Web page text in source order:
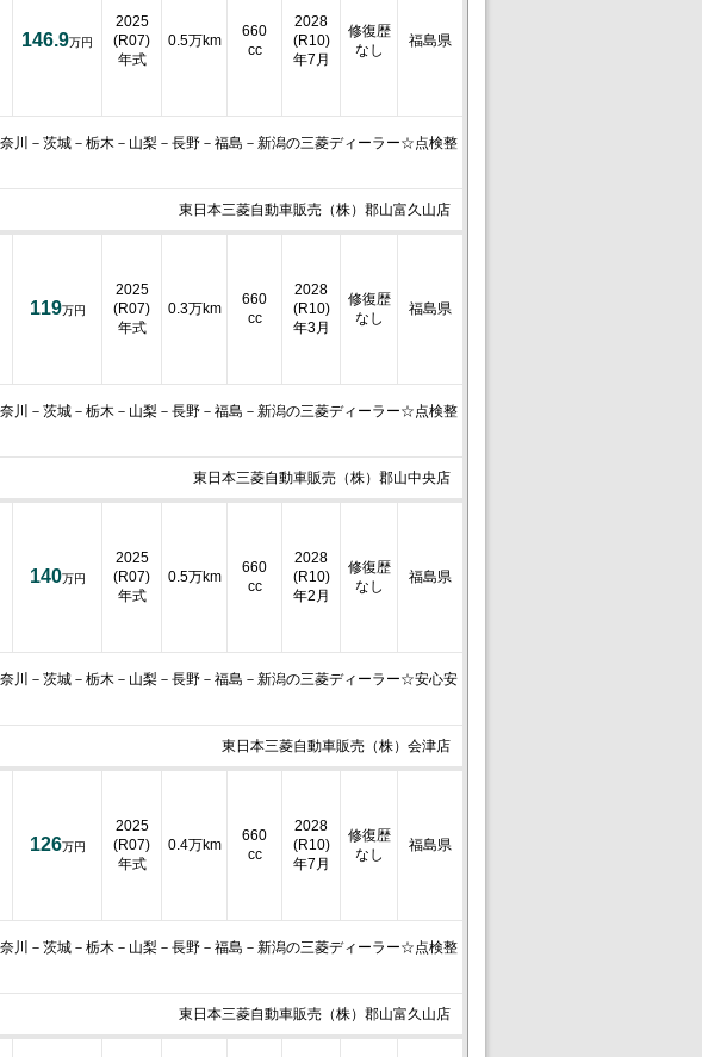
146.9万円
2025
(R07)
年式
0.5万km
660
cc
2028
(R10)
年7月
修復歴
なし
福島県
川－茨城－栃木－山梨－長野－福島－新潟の三菱ディーラー☆点検整
東日本三菱自動車販売（株）郡山富久山店
119万円
2025
(R07)
年式
0.3万km
660
cc
2028
(R10)
年3月
修復歴
なし
福島県
川－茨城－栃木－山梨－長野－福島－新潟の三菱ディーラー☆点検整
東日本三菱自動車販売（株）郡山中央店
140万円
2025
(R07)
年式
0.5万km
660
cc
2028
(R10)
年2月
修復歴
なし
福島県
川－茨城－栃木－山梨－長野－福島－新潟の三菱ディーラー☆安心安
東日本三菱自動車販売（株）会津店
126万円
2025
(R07)
年式
0.4万km
660
cc
2028
(R10)
年7月
修復歴
なし
福島県
川－茨城－栃木－山梨－長野－福島－新潟の三菱ディーラー☆点検整
東日本三菱自動車販売（株）郡山富久山店